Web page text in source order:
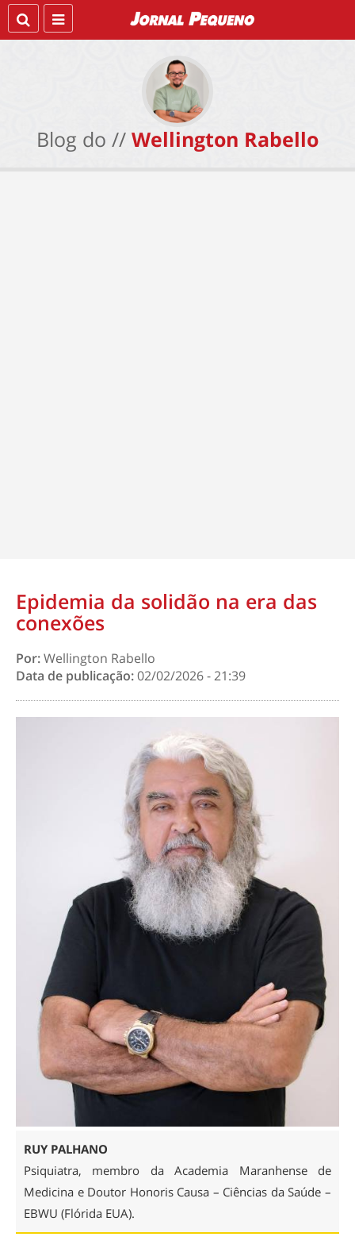
Blog do // Wellington Rabello
Epidemia da solidão na era das
conexões
Por:Wellington Rabello
Data de publicação:02/02/2026 - 21:39
RUY PALHANO
Psiquiatra, membro da Academia Maranhense de
Medicina e Doutor Honoris Causa – Ciências da Saúde –
EBWU (Flórida EUA).